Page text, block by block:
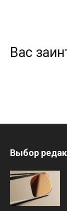
Вас
Выбор